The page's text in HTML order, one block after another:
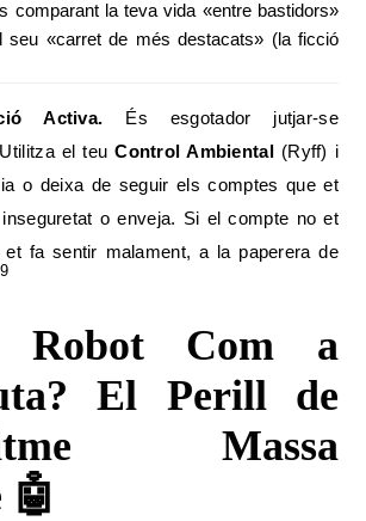
comparant la teva vida «entre bastidors»
seu «carret de més destacats» (la ficció
Activa. És esgotador jutjar-se
Utilitza el teuControl Ambiental (Ryff) i
o deixa de seguir els comptes que et
o enveja. Si el compte no et
et fa sentir malament, a la paperera de
9
Com a
El Perill de
Massa